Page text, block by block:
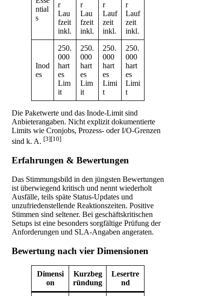
ntial
s
r
Lau
fzeit
inkl.
r
Lau
fzeit
inkl.
r
Lauf
zeit
inkl.
r
Lauf
zeit
inkl.
Inod
es
250.
000
hart
es
Lim
it
250.
000
hart
es
Lim
it
250.
000
hart
es
Limi
t
250.
000
hart
es
Limi
t
Die Paketwerte und das Inode-Limit sind
Anbieterangaben. Nicht explizit dokumentierte
Limits wie Cronjobs, Prozess- oder I/O-Grenzen
sind k. A. [3][10]
Erfahrungen & Bewertungen
Das Stimmungsbild in den jüngsten Bewertungen
ist überwiegend kritisch und nennt wiederholt
Ausfälle, teils späte Status-Updates und
unzufriedenstellende Reaktionszeiten. Positive
Stimmen sind seltener. Bei geschäftskritischen
Setups ist eine besonders sorgfältige Prüfung der
Anforderungen und SLA-Angaben angeraten.
Bewertung nach vier Dimensionen
Dimensi
on
Kurzbeg
ründung
Lesertre
nd